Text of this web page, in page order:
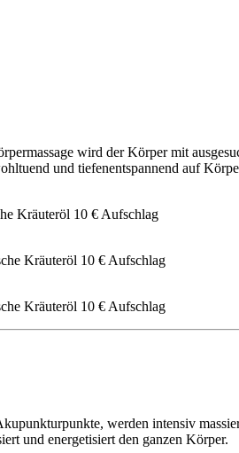
wird der Körper mit
und tiefenentspannend auf
Kräuteröl 10 € Aufschlag
Kräuteröl 10 € Aufschlag
Kräuteröl 10 € Aufschlag
werden intensiv
und energetisiert den ganzen Körper.